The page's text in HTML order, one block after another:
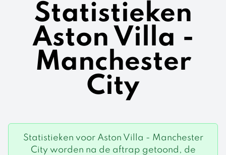
Statistieken
Aston Villa -
Manchester
City
Statistieken voor Aston Villa - Manchester
City worden na de aftrap getoond, de